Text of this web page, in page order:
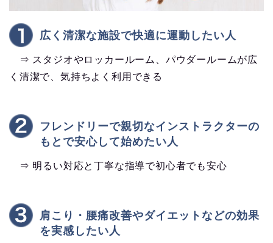
広く清潔な施設で快適に運動したい人
⇒ スタジオやロッカールーム、パウダールームが広
く清潔で、気持ちよく利用できる
フレンドリーで親切なインストラクターの
もとで安心して始めたい人
⇒ 明るい対応と丁寧な指導で初心者でも安心
肩こり・腰痛改善やダイエットなどの効果
を実感したい人